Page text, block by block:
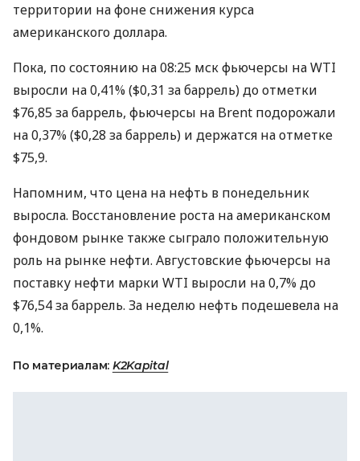
территории на фоне снижения курса
американского доллара.
Пока, по состоянию на 08:25 мск фьючерсы на WTI
выросли на 0,41% ($0,31 за баррель) до отметки
$76,85 за баррель, фьючерсы на Brent подорожали
на 0,37% ($0,28 за баррель) и держатся на отметке
$75,9.
Напомним, что цена на нефть в понедельник
выросла. Восстановление роста на американском
фондовом рынке также сыграло положительную
роль на рынке нефти. Августовские фьючерсы на
поставку нефти марки WTI выросли на 0,7% до
$76,54 за баррель. За неделю нефть подешевела на
0,1%.
По материалам: K2Kapital